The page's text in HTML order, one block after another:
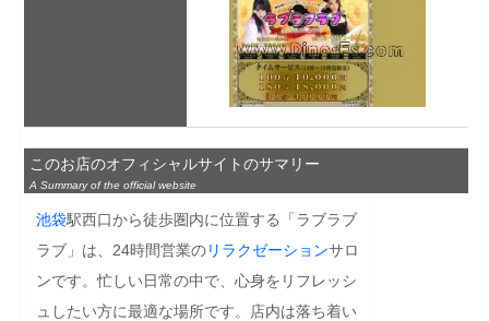
このお店のオフィシャルサイトのサマリー
A Summary of the official website
池袋駅西口から徒歩圏内に位置する「ラブラブ
ラブ」は、24時間営業のリラクゼーションサロ
ンです。忙しい日常の中で、心身をリフレッシ
ュしたい方に最適な場所です。店内は落ち着い